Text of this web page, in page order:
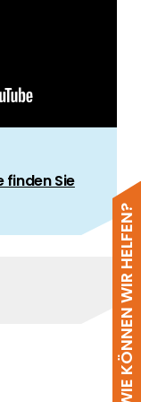
WIE KÖNNEN WIR HELFEN?
finden Sie